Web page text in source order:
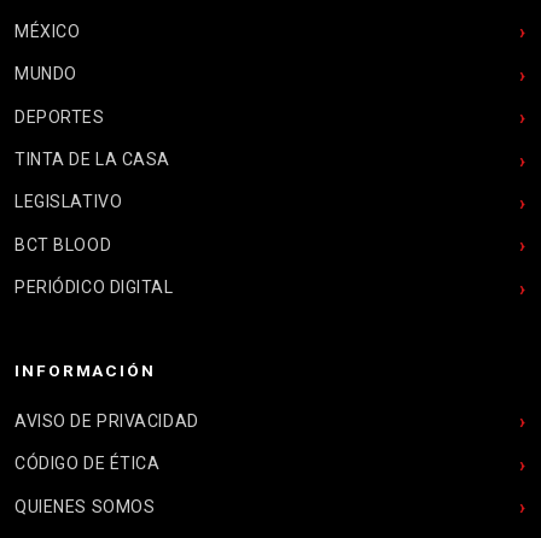
MÉXICO
MUNDO
DEPORTES
TINTA DE LA CASA
LEGISLATIVO
BCT BLOOD
PERIÓDICO DIGITAL
INFORMACIÓN
AVISO DE PRIVACIDAD
CÓDIGO DE ÉTICA
QUIENES SOMOS